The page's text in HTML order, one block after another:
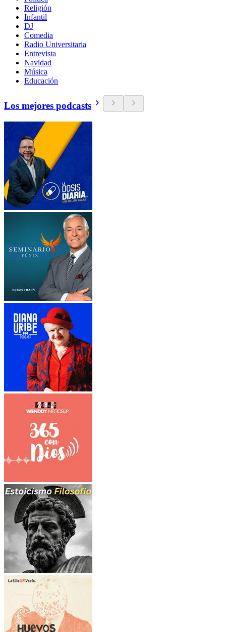
Religión
Infantil
DJ
Comedia
Radio Universitaria
Entrevista
Navidad
Música
Educación
Los mejores podcasts